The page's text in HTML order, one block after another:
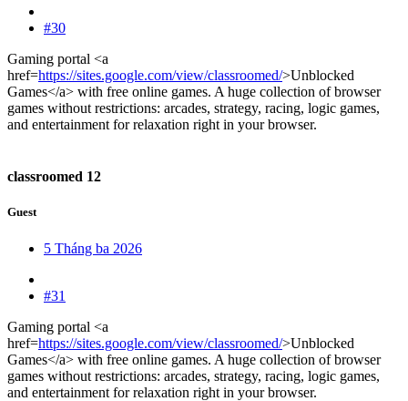
#30
Gaming portal <a
href=https://sites.google.com/view/classroomed/>Unblocked
Games</a> with free online games. A huge collection of browser
games without restrictions: arcades, strategy, racing, logic games,
and entertainment for relaxation right in your browser.
classroomed 12
Guest
5 Tháng ba 2026
#31
Gaming portal <a
href=https://sites.google.com/view/classroomed/>Unblocked
Games</a> with free online games. A huge collection of browser
games without restrictions: arcades, strategy, racing, logic games,
and entertainment for relaxation right in your browser.